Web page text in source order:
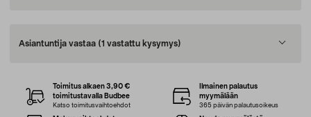
Asiantuntija vastaa (1 vastattu kysymys)
Toimitus alkaen 3,90 €
toimitustavalla Budbee
Katso toimitusvaihtoehdot
Ilmainen palautus
myymälään
365 päivän palautusoikeus